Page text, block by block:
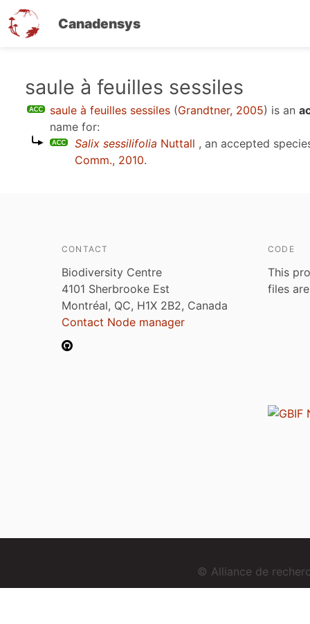
Canadensys
saule à feuilles sessiles
saule à feuilles sessiles (Grandtner, 2005) is an
name for:
Salix sessilifolia Nuttall , an accepted
Comm., 2010.
CONTACT
Biodiversity Centre
4101 Sherbrooke Est
Montréal, QC, H1X 2B2, Canada
Contact Node manager
CODE
This
files
© Alliance de